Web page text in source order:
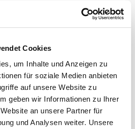
Cookies
um Inhalte und Anzeigen zu
für soziale Medien anbieten
auf unsere Website zu
geben wir Informationen zu Ihrer
an unsere Partner für
und Analysen weiter. Unsere